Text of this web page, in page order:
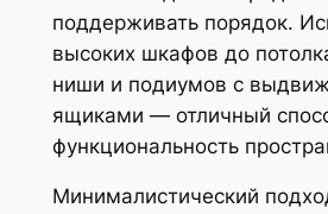
поддерживать порядок.
высоких шкафов до
ниши и подиумов с
ящиками — отличный
функциональность
Минималистический